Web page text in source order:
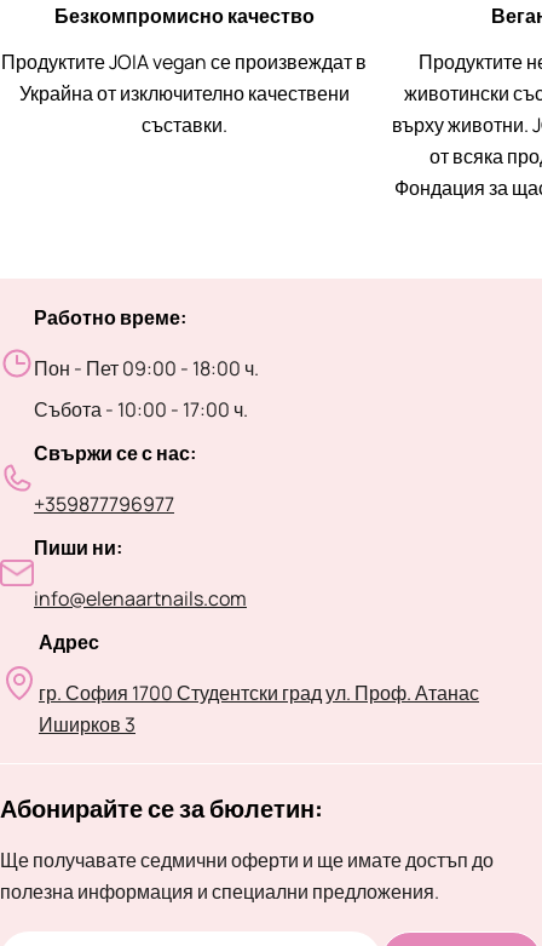
Безкомпромисно качество
Продуктите JOIA vegan се произвеждат в
Украйна от изключително качествени
съставки.
Продуктите
животински
върху животни.
от всяка
Фондация за
Работно време:
Пон - Пет 09:00 - 18:00 ч.
Събота - 10:00 - 17:00 ч.
Свържи се с нас:
+359877796977
Пиши ни:
info@elenaartnails.com
Адрес
гр. София 1700 Студентски град ул. Проф. Атанас
Иширков 3
Абонирайте се за бюлетин:
Ще получавате седмични оферти и ще имате достъп до
полезна информация и специални предложения.